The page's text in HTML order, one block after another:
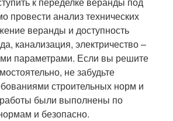
провести анализ технических
веранды и доступность
канализация, электричество –
параметрами. Если вы решите
не забудьте
строительных норм и
были выполнены по
и безопасно.